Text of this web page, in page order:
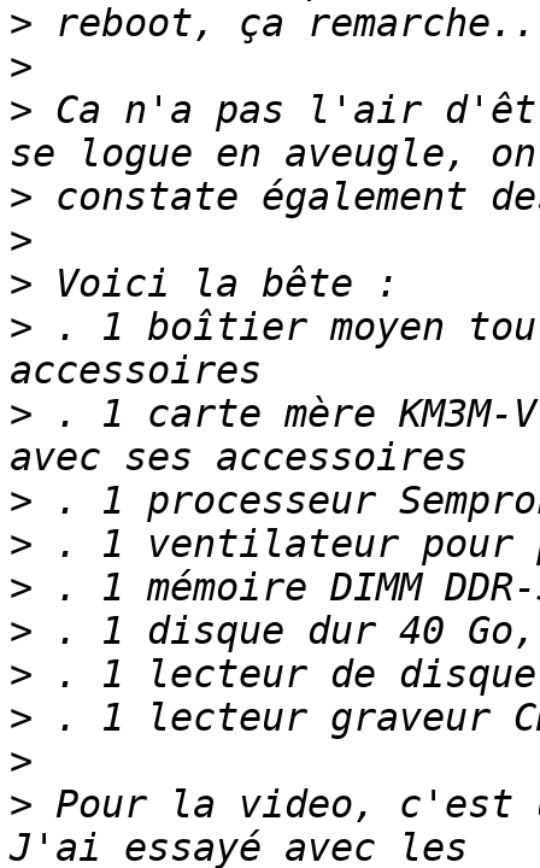
>
>
> Ca n'a pas l'air
>
>
>
> . 1 boîtier moyen
> . 1 carte mère
>
>
>
>
>
>
>
> Pour la video, c'est